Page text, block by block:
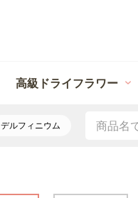
高級ドライフラワー
デルフィニウム